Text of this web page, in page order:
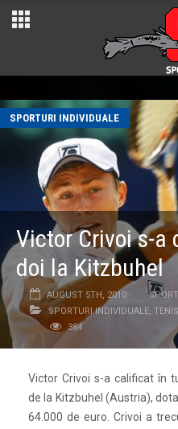
SPORTURI INDIVIDUALE
Victor Crivoi s-
doi la Kitzbuhel
AUGUST 5TH, 2010
SPORTURI INDIVIDUALE, TENIS
384
Victor Crivoi s-a calificat în
de la Kitzbuhel (Austria),
64.000 de euro. Crivoi a